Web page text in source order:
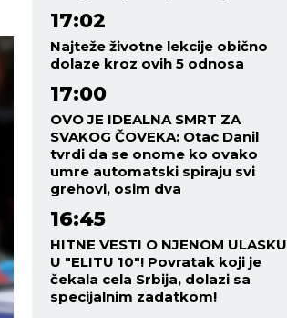
17:02
Najteže životne lekcije obično
dolaze kroz ovih 5 odnosa
17:00
OVO JE IDEALNA SMRT ZA
SVAKOG ČOVEKA: Otac Danil
tvrdi da se onome ko ovako
umre automatski spiraju svi
grehovi, osim dva
16:45
HITNE VESTI O NJENOM ULASKU
U "ELITU 10"! Povratak koji je
čekala cela Srbija, dolazi sa
specijalnim zadatkom!